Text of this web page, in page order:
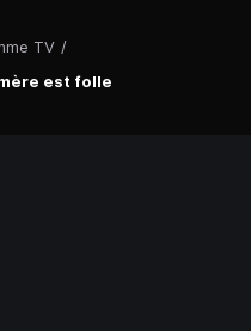
TV /
est folle